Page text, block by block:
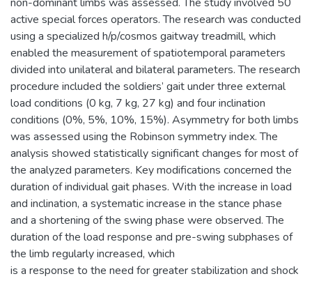
active special forces operators. The research was conducted
using a specialized h/p/cosmos gaitway treadmill, which
enabled the measurement of spatiotemporal parameters
divided into unilateral and bilateral parameters. The research
procedure included the soldiers’ gait under three external
load conditions (0 kg, 7 kg, 27 kg) and four inclination
conditions (0%, 5%, 10%, 15%). Asymmetry for both limbs
was assessed using the Robinson symmetry index. The
analysis showed statistically significant changes for most of
the analyzed parameters. Key modifications concerned the
duration of individual gait phases. With the increase in load
and inclination, a systematic increase in the stance phase
and a shortening of the swing phase were observed. The
duration of the load response and pre-swing subphases of
the limb regularly increased, which
is a response to the need for greater stabilization and shock